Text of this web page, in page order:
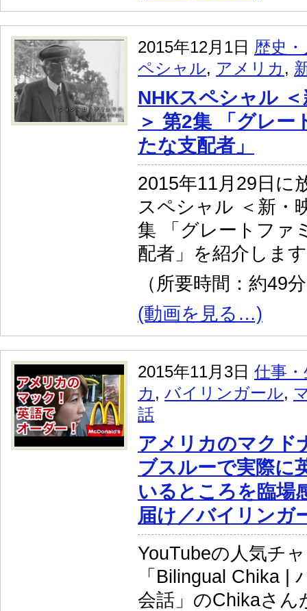
2015年12月1日 歴史
ペシャル, アメリカ ,
NHKスペシャル
＞ 第2集 「グレー
たな支配者」
2015年11月29日に
スペシャル ＜新・
集 「グレートファ
配者」を紹介しま
（所要時間：約49
(動画を見る…)
2015年11月3日 仕事
カ , バイリンガール,
話
アメリカのマクド
ブスルーで実際に
いるところを臨場
届け／バイリンガ
YouTubeの人気チ
「Bilingual Chika |
会話」のChikaさん